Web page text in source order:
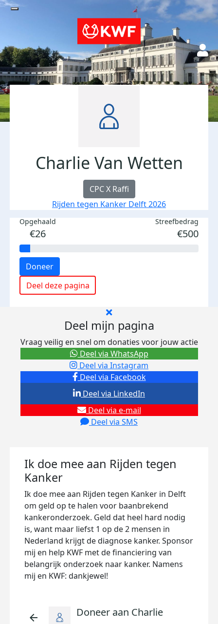
Charlie Van Wetten
CPC X Raffi
Rijden tegen Kanker Delft 2026
Opgehaald
€26
Streefbedrag
€500
Doneer
Deel deze pagina
Deel mijn pagina
Vraag veilig en snel om donaties voor jouw actie
Deel via Facebook
Deel via Instagram
Deel via e-mail
Deel via SMS
Deel via LinkedIn
Deel via WhatsApp
Ik doe mee aan Rijden tegen
Kanker
Ik doe mee aan Rijden tegen Kanker in Delft
om geld op te halen voor baanbrekend
kankeronderzoek. Geld dat heel hard nodig
is, want maar liefst 1 op de 2 mensen in
Nederland krijgt de diagnose kanker. Sponsor
mij en help KWF met de financiering van
belangrijk onderzoek naar kanker. Namens
mij en KWF: dankjewel!
arrow_back Doneer aan Charlie